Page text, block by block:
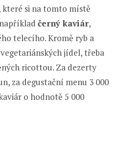
které si na tomto místě
černý kaviár,
telecího. Kromě ryb a
jídel, třeba
ricottou. Za dezerty
za degustační menu 3 000
o hodnotě 5 000